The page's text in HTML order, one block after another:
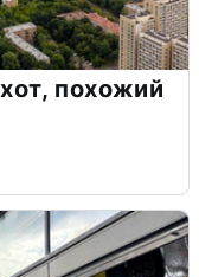
похожий